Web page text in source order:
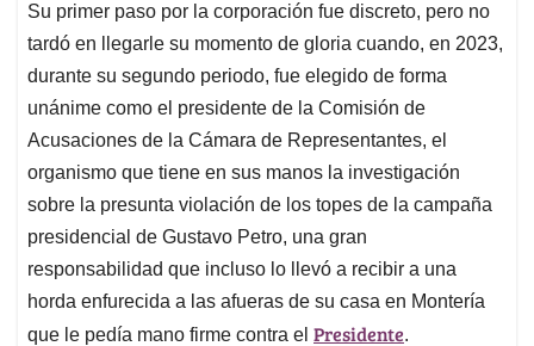
Su primer paso por la corporación fue discreto, pero no
tardó en llegarle su momento de gloria cuando, en 2023,
durante su segundo periodo, fue elegido de forma
unánime como el presidente de la Comisión de
Acusaciones de la Cámara de Representantes, el
organismo que tiene en sus manos la investigación
sobre la presunta violación de los topes de la campaña
presidencial de Gustavo Petro, una gran
responsabilidad que incluso lo llevó a recibir a una
horda enfurecida a las afueras de su casa en Montería
que le pedía mano firme contra el Presidente.